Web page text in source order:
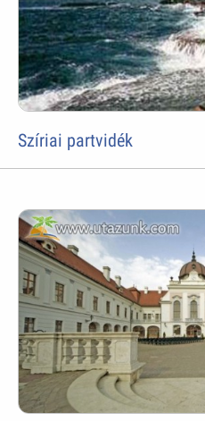
Szíriai partvidék